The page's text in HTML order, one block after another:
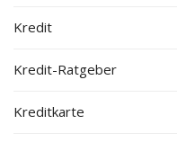
Kredit
Kredit-Ratgeber
Kreditkarte